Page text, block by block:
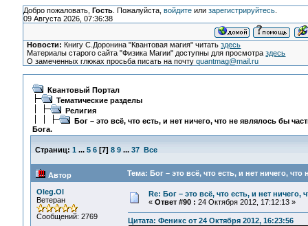
Добро пожаловать, Гость. Пожалуйста, войдитеили зарегистрируйтесь.
09 Августа 2026, 07:36:38
Новости: Книгу С.Доронина "Квантовая магия" читатьздесь
Материалы старого сайта "Физика Магии" доступны для просмотраздесь
О замеченных глюках просьба писать на почтуquantmag@mail.ru
Квантовый Портал
Тематические разделы
Религия
Бог – это всё, что есть, и нет ничего, что не являлось бы
Бога.
Страниц: 1 ... 5 6[7] 8 9 ... 37 Все
Автор Тема: Бог – это всё, что есть, и нет ничего,
Oleg.Ol
Ветеран
Сообщений: 2769
Re: Бог – это всё, что есть, и нет
« Ответ #90 : 24 Октября 2012, 17:12:13 »
Цитата: Феникс от 24 Октября 2012, 16:23:56